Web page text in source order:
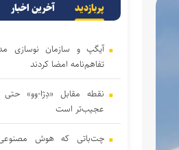
پربازدید آخرین اخبار
آیگپ و سازمان نوسازی
تفاهم‌نامه امضا کردند
نقطه مقابل «دِژا-وو»
عجیب‌تر است
چت‌باتی که هوش